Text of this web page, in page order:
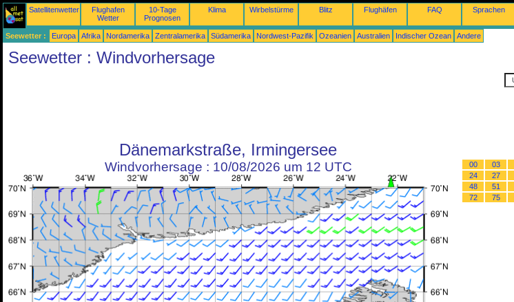
Satellitenwetter
Flughafen
Wetter
10-Tage
Prognosen
Klima Wirbelstürme Blitz Flughäfen FAQ Sprachen
Seewetter : Europa Afrika Nordamerika Zentralamerika Südamerika Nordwest-Pazifik Ozeanien Australien Indischer Ozean Andere
Seewetter : Windvorhersage
Dänemarkstraße, Irmingersee
Windvorhersage : 10/08/2026 um 12 UTC 00 03
24
27
48
51
72
75